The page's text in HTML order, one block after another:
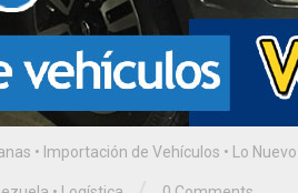
• Importación de Vehículos • Lo Nuevo